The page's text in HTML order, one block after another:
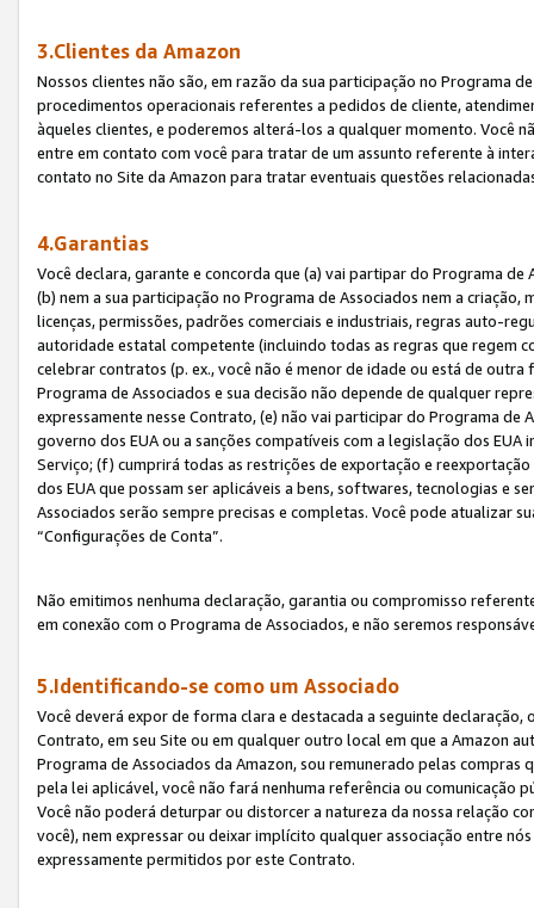
3.Clientes da Amazon
Nossos clientes não são, em razão da sua participação no Programa
procedimentos operacionais referentes a pedidos de cliente,
àqueles clientes, e poderemos alterá-los a qualquer momento. Você
entre em contato com você para tratar de um assunto referente à
contato no Site da Amazon para tratar eventuais questões
4.Garantias
Você declara, garante e concorda que (a) vai partipar do Programa
(b) nem a sua participação no Programa de Associados nem a
licenças, permissões, padrões comerciais e industriais, regras auto-
autoridade estatal competente (incluindo todas as regras que regem
celebrar contratos (p. ex., você não é menor de idade ou está de
Programa de Associados e sua decisão não depende de qualquer
expressamente nesse Contrato, (e) não vai participar do Programa
governo dos EUA ou a sanções compatíveis com a legislação dos
Serviço; (f) cumprirá todas as restrições de exportação e
dos EUA que possam ser aplicáveis a bens, softwares, tecnologias e
Associados serão sempre precisas e completas. Você pode atualizar
“Configurações de Conta”.
Não emitimos nenhuma declaração, garantia ou compromisso
em conexão com o Programa de Associados, e não seremos
5.Identificando-se como um Associado
Você deverá expor de forma clara e destacada a seguinte
Contrato, em seu Site ou em qualquer outro local em que a Amazon
Programa de Associados da Amazon, sou remunerado pelas
pela lei aplicável, você não fará nenhuma referência ou comunicação
Você não poderá deturpar ou distorcer a natureza da nossa relação
você), nem expressar ou deixar implícito qualquer associação entre
expressamente permitidos por este Contrato.